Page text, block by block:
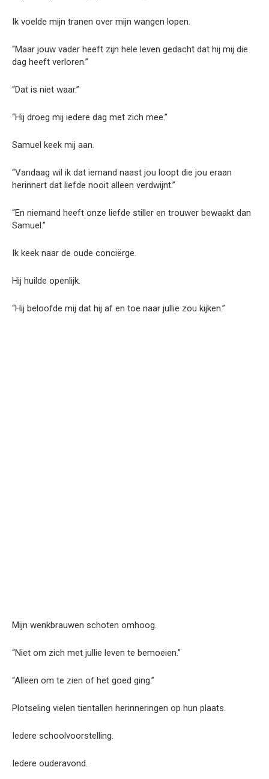
Ik voelde mijn tranen over mijn wangen lopen.
“Maar jouw vader heeft zijn hele leven gedacht dat hij mij die
dag heeft verloren.”
“Dat is niet waar.”
“Hij droeg mij iedere dag met zich mee.”
Samuel keek mij aan.
“Vandaag wil ik dat iemand naast jou loopt die jou eraan
herinnert dat liefde nooit alleen verdwijnt.”
“En niemand heeft onze liefde stiller en trouwer bewaakt dan
Samuel.”
Ik keek naar de oude conciërge.
Hij huilde openlijk.
“Hij beloofde mij dat hij af en toe naar jullie zou kijken.”
Mijn wenkbrauwen schoten omhoog.
“Niet om zich met jullie leven te bemoeien.”
“Alleen om te zien of het goed ging.”
Plotseling vielen tientallen herinneringen op hun plaats.
Iedere schoolvoorstelling.
Iedere ouderavond.